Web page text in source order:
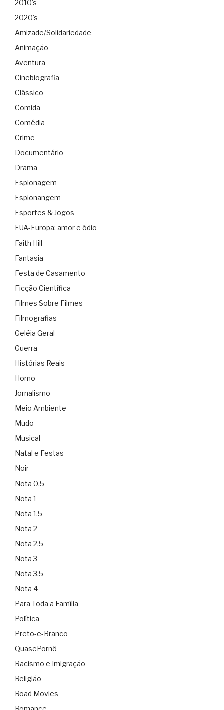
2010's
2020's
Amizade/Solidariedade
Animação
Aventura
Cinebiografia
Clássico
Comida
Comédia
Crime
Documentário
Drama
Espionagem
Espionangem
Esportes & Jogos
EUA-Europa: amor e ódio
Faith Hill
Fantasia
Festa de Casamento
Ficção Científica
Filmes Sobre Filmes
Filmografias
Geléia Geral
Guerra
Histórias Reais
Homo
Jornalismo
Meio Ambiente
Mudo
Musical
Natal e Festas
Noir
Nota 0.5
Nota 1
Nota 1.5
Nota 2
Nota 2.5
Nota 3
Nota 3.5
Nota 4
Para Toda a Família
Política
Preto-e-Branco
QuasePornô
Racismo e Imigração
Religião
Road Movies